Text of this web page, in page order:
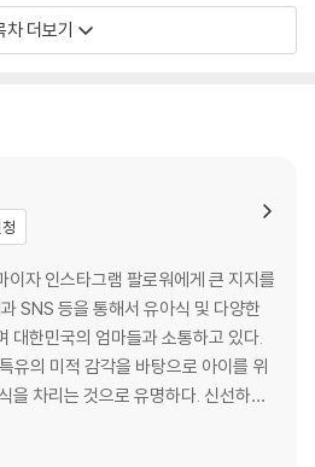
수∥멸치칼국수∥바지락칼국수 …
국 & 탕
닭백숙∥황태감잣국 …
강한 반찬 & 간식
물무침∥오이새콤무침∥청포묵김무침
차 더보기
이자 인스타그램 팔로워에게 큰 지지를
SNS 등을 통해서 유아식 및 다양한
대한민국의 엄마들과 소통하고 있다.
유의 미적 감각을 바탕으로 아이를 위
리는 것으로 유명하다. 신선하고
다해 음식을 만든 뒤 예쁘게 담아내는
가만의 사랑 방식이다. 자신이 만든 음